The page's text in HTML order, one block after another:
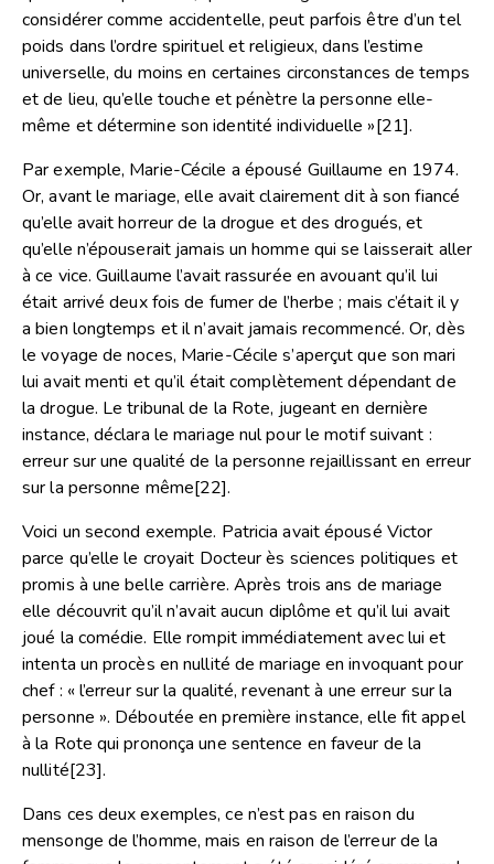
considérer comme accidentelle, peut parfois être d’un tel
poids dans l’ordre spirituel et religieux, dans l’estime
universelle, du moins en certaines circonstances de temps
et de lieu, qu’elle touche et pénètre la personne elle-
même et détermine son identité individuelle »[21].
Par exemple, Marie-Cécile a épousé Guillaume en 1974.
Or, avant le mariage, elle avait clairement dit à son fiancé
qu’elle avait horreur de la drogue et des drogués, et
qu’elle n’épouserait jamais un homme qui se laisserait aller
à ce vice. Guillaume l’avait rassurée en avouant qu’il lui
était arrivé deux fois de fumer de l’herbe ; mais c’était il y
a bien longtemps et il n’avait jamais recommencé. Or, dès
le voyage de noces, Marie-Cécile s’aperçut que son mari
lui avait menti et qu’il était complètement dépendant de
la drogue. Le tribunal de la Rote, jugeant en dernière
instance, déclara le mariage nul pour le motif suivant :
erreur sur une qualité de la personne rejaillissant en erreur
sur la personne même[22].
Voici un second exemple. Patricia avait épousé Victor
parce qu’elle le croyait Docteur ès sciences politiques et
promis à une belle carrière. Après trois ans de mariage
elle découvrit qu’il n’avait aucun diplôme et qu’il lui avait
joué la comédie. Elle rompit immédiatement avec lui et
intenta un procès en nullité de mariage en invoquant pour
chef : « l’erreur sur la qualité, revenant à une erreur sur la
personne ». Déboutée en première instance, elle fit appel
à la Rote qui prononça une sentence en faveur de la
nullité[23].
Dans ces deux exemples, ce n’est pas en raison du
mensonge de l’homme, mais en raison de l’erreur de la